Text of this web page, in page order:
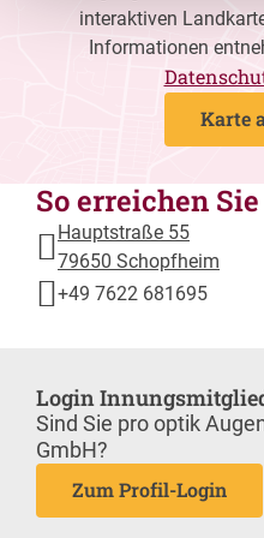
interaktiven
Informationen
Karte
So erreichen
Hauptstraße 55
79650 Schopfheim
+49 7622 681695
Login
Sind Sie pro optik
GmbH?
Zum Profil-Login